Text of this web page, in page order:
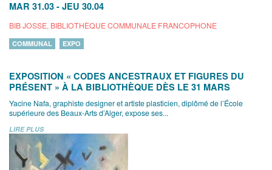
MAR 31.03 - JEU 30.04
BIB JOSSE, BIBLIOTHÈQUE COMMUNALE FRANCOPHONE
COMMUNAL EXPO
EXPOSITION « CODES ANCESTRAUX ET FIGURES DU
PRÉSENT » À LA BIBLIOTHÈQUE DÈS LE 31 MARS
Yacine Nafa, graphiste designer et artiste plasticien, diplômé de l’École
supérieure des Beaux-Arts d’Alger, expose ses...
LIRE PLUS